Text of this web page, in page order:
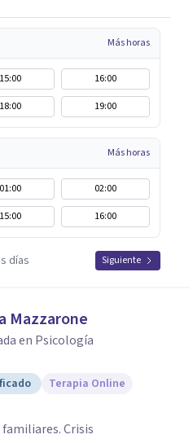
Más horas
15:00
16:00
18:00 19:00
Más horas
01:00
02:00
15:00 16:00
días Siguiente
Mazzarone
en Psicología
Terapia Online
Crisis